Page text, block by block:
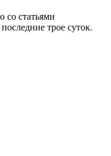
со статьями
трое суток.